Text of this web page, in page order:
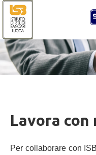
Lavora con
Per collaborare con